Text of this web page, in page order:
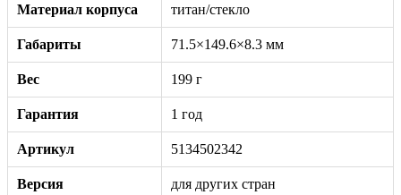
Материал корпуса титан/стекло
Габариты 71.5×149.6×8.3 мм
Вес 199 г
Гарантия 1 год
Артикул 5134502342
Версия для других стран